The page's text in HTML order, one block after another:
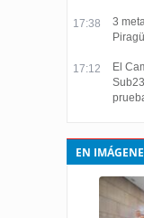
17:38
3
17:12
El
EN